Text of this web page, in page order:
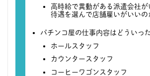
高時給で異動がある派遣会社が
待遇を選んで店舗雇いがいいの
パチンコ屋の仕事内容はどういっ
ホールスタッフ
カウンタースタッフ
コーヒーワゴンスタッフ